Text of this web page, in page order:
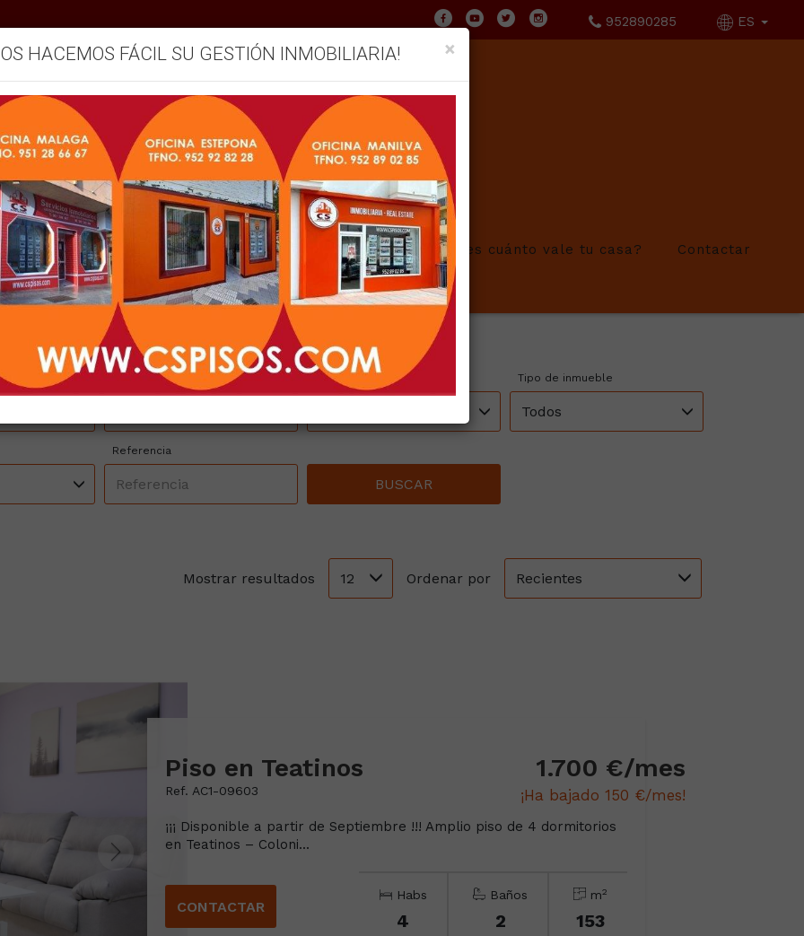
952890285 ES
Servicios Vendemos su inmueble Blog ¿Sabes cuánto vale tu casa? Contactar
NUESTROS INMUEBLES
Zonas Operación Tipo de inmueble
Todos
Referencia
BUSCAR
Mostrar resultados 12 Ordenar por Recientes
Piso en Teatinos
Ref. AC1-09603
1.700 €/mes
¡Ha bajado 150 €/mes!
¡¡¡ Disponible a partir de Septiembre !!! Amplio piso de 4 dormitorios
en Teatinos – Coloni...
CONTACTAR
Habs
4
Baños
2
m2
153
×
HACEMOS FÁCIL SU GESTIÓN INMOBILIARIA!